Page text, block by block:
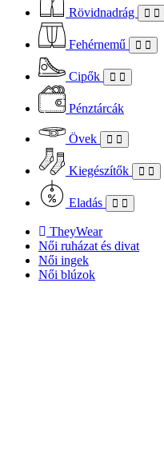
Rövidnadrág
Fehérnemű
Cipők
Pénztárcák
Övek
Kiegészítők
Eladás
TheyWear
Női ruházat és divat
Női ingek
Női blúzok